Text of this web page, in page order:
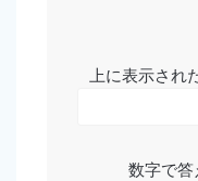
上に表示され
数字で答